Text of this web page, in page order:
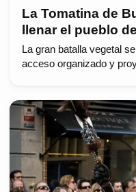
La Tomatina de
llenar el pueblo
La gran batalla vegetal
acceso organizado y